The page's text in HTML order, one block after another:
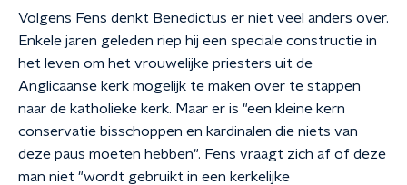
Volgens Fens denkt Benedictus er niet veel anders over.
Enkele jaren geleden riep hij een speciale constructie in
het leven om het vrouwelijke priesters uit de
Anglicaanse kerk mogelijk te maken over te stappen
naar de katholieke kerk. Maar er is "een kleine kern
conservatie bisschoppen en kardinalen die niets van
deze paus moeten hebben". Fens vraagt zich af of deze
man niet "wordt gebruikt in een kerkelijke